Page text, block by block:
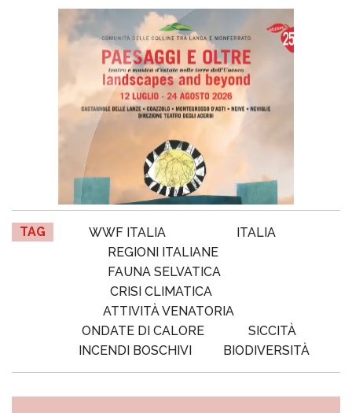
TAG WWF ITALIA
ITALIA
REGIONI ITALIANE
FAUNA SELVATICA
CRISI CLIMATICA
ATTIVITÀ VENATORIA
ONDATE DI CALORE
SICCITÀ
INCENDI BOSCHIVI
BIODIVERSITÀ